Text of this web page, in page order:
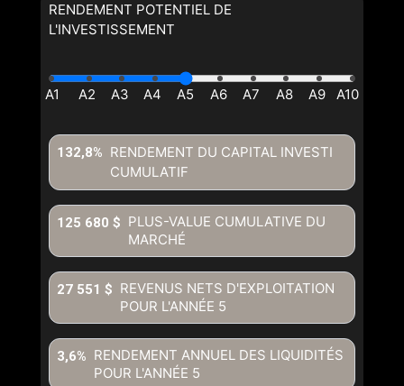
RENDEMENT POTENTIEL DE
L'INVESTISSEMENT
RENDEMENT DU CAPITAL INVESTI
CUMULATIF
132,8%
PLUS-VALUE CUMULATIVE DU
MARCHÉ
125 680 $
REVENUS NETS D'EXPLOITATION
POUR L'ANNÉE 5
27 551 $
RENDEMENT ANNUEL DES LIQUIDITÉS
POUR L'ANNÉE 5
3,6%